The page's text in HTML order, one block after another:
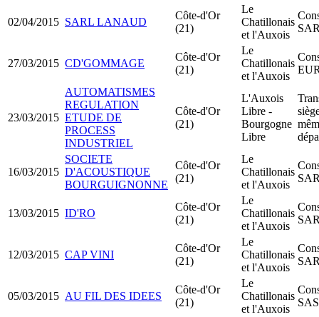
02/04/2015 SARL LANAUD
Côte-d'Or
(21)
Le
Chatillonais
et l'Auxois
27/03/2015 CD'GOMMAGE
Côte-d'Or
(21)
Le
Chatillonais
et l'Auxois
23/03/2015
AUTOMATISMES
REGULATION
ETUDE DE
PROCESS
INDUSTRIEL
Côte-d'Or
(21)
L'Auxois
Libre -
Bourgogne
Libre
16/03/2015
SOCIETE
D'ACOUSTIQUE
BOURGUIGNONNE
Côte-d'Or
(21)
Le
Chatillonais
et l'Auxois
13/03/2015 ID'RO
Côte-d'Or
(21)
Le
Chatillonais
et l'Auxois
12/03/2015 CAP VINI
Côte-d'Or
(21)
Le
Chatillonais
et l'Auxois
05/03/2015 AU FIL DES IDEES
Côte-d'Or
(21)
Le
Chatillonais
et l'Auxois